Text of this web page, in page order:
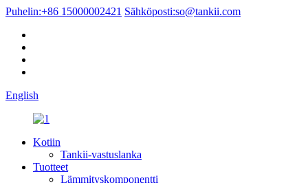
Puhelin:+86 15000002421 Sähköposti:so@tankii.com
English
Kotiin
Tankii-vastuslanka
Tuotteet
Lämmityskomponentti